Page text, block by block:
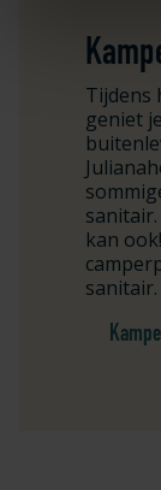
Tijdens
geniet
kan
sanitair.